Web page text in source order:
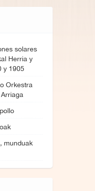
solares
Herria y
y 1905
Orkestra
munduak